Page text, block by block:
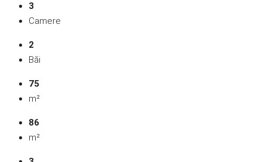
3
Camere
2
Băi
75
m²
86
m²